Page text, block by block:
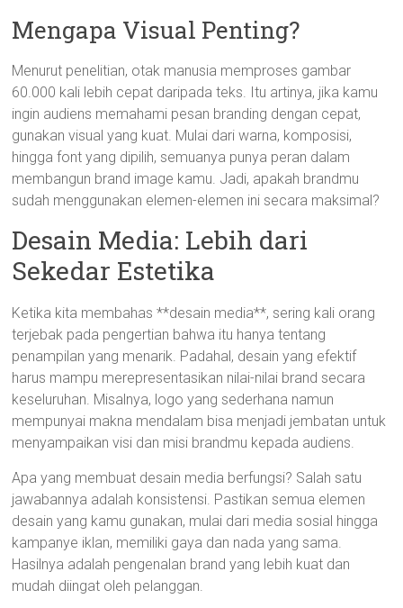
Mengapa Visual Penting?
Menurut penelitian, otak manusia memproses gambar
60.000 kali lebih cepat daripada teks. Itu artinya, jika kamu
ingin audiens memahami pesan branding dengan cepat,
gunakan visual yang kuat. Mulai dari warna, komposisi,
hingga font yang dipilih, semuanya punya peran dalam
membangun brand image kamu. Jadi, apakah brandmu
sudah menggunakan elemen-elemen ini secara maksimal?
Desain Media: Lebih dari
Sekedar Estetika
Ketika kita membahas **desain media**, sering kali orang
terjebak pada pengertian bahwa itu hanya tentang
penampilan yang menarik. Padahal, desain yang efektif
harus mampu merepresentasikan nilai-nilai brand secara
keseluruhan. Misalnya, logo yang sederhana namun
mempunyai makna mendalam bisa menjadi jembatan untuk
menyampaikan visi dan misi brandmu kepada audiens.
Apa yang membuat desain media berfungsi? Salah satu
jawabannya adalah konsistensi. Pastikan semua elemen
desain yang kamu gunakan, mulai dari media sosial hingga
kampanye iklan, memiliki gaya dan nada yang sama.
Hasilnya adalah pengenalan brand yang lebih kuat dan
mudah diingat oleh pelanggan.